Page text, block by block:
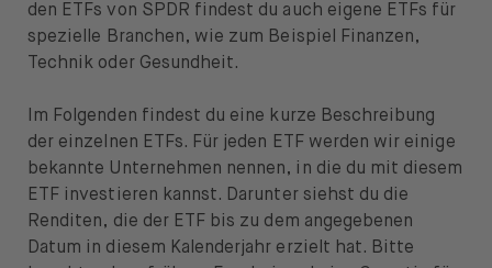
DE
Öffnen Sie das Sprachwechselmenü
den ETFs von SPDR findest du auch eigene ETFs für
spezielle Branchen, wie zum Beispiel Finanzen,
Technik oder Gesundheit.
Im Folgenden findest du eine kurze Beschreibung
der einzelnen ETFs. Für jeden ETF werden wir einige
bekannte Unternehmen nennen, in die du mit diesem
ETF investieren kannst. Darunter siehst du die
Renditen, die der ETF bis zu dem angegebenen
Datum in diesem Kalenderjahr erzielt hat. Bitte